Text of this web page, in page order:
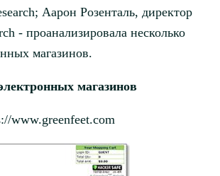
; Аарон Розенталь, директор
- проанализировала несколько
магазинов.
магазинов
www.greenfeet.com